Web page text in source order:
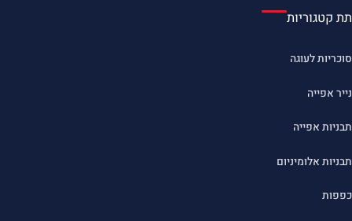
תת קטגוריות
סוכריות לעוגה
נייר אפייה
תבניות אפייה
תבניות אלומיניום
כפפות